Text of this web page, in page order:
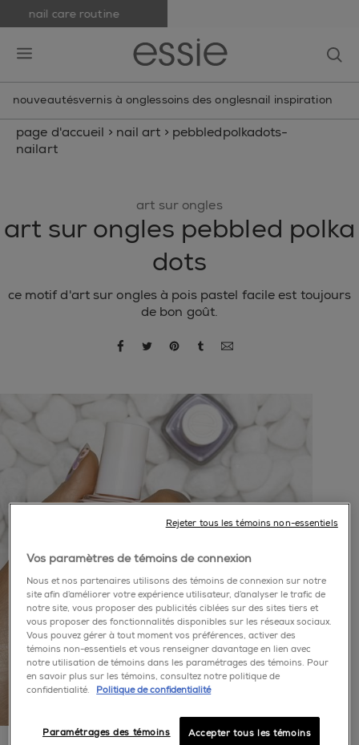
nail care routine
nouveautésvernis à onglessoins des onglesnail inspiration
page d'accueil > nail art > pebbledpolkadots-
nailart
art sur ongles
art sur ongles pebbled polka
dots
ce motif d'art sur ongles à pois pastel facile est toujours
de bon goût.
partager par facebook
partager par twitter
partager par pinterest
partager par tumblr
partager par
Vos paramètres de témoins de connexion
Nous et nos partenaires utilisons des témoins de connexion sur notre
site afin d’améliorer votre expérience utilisateur, d’analyser le trafic de
notre site, vous proposer des publicités ciblées sur des sites tiers et
vous proposer des fonctionnalités disponibles sur les réseaux sociaux.
Vous pouvez gérer à tout moment vos préférences, activer des
témoins non-essentiels et vous renseigner davantage en lien avec
notre utilisation de témoins dans les paramétrages des témoins. Pour
en savoir plus sur les témoins, consultez notre politique de
confidentialité.
Politique de confidentialité
Accepter tous les témoins
Paramétrages des témoins
Rejeter tous les témoins non-essentiels